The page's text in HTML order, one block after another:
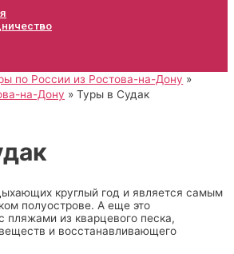
по России из Ростова-на-Дону
на-Дону
Туры в Судак
круглый год и является самым
полуострове. А еще это
пляжами из кварцевого песка,
и восстанавливающего